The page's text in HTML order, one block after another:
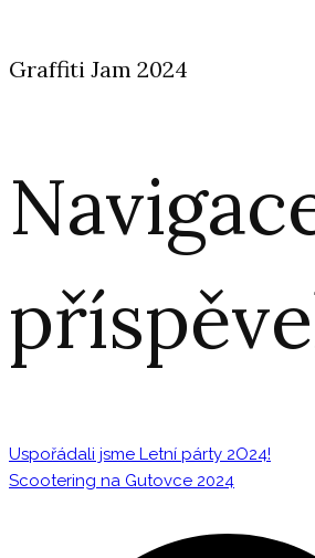
Graffiti Jam 2024
Uspořádali jsme Letní párty 2O24!
Scootering na Gutovce 2024